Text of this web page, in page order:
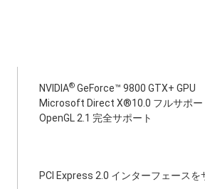
NVIDIA® GeForce™ 9800 GTX+ GPU
Microsoft Direct X®10.0 フルサポー
OpenGL 2.1 完全サポート
PCI Express 2.0 インターフェースを